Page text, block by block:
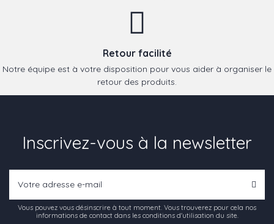
Retour facilité
Notre équipe est à votre disposition pour vous aider à organiser le
retour des produits.
Inscrivez-vous à la newsletter
Vous pouvez vous désinscrire à tout moment. Vous trouverez pour cela nos
informations de contact dans les conditions d'utilisation du site.